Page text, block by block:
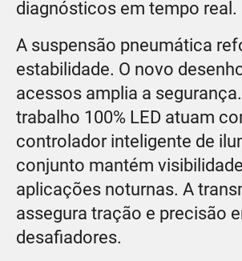
diagnósticos em tempo real.
A suspensão pneumática
estabilidade. O novo
acessos amplia a
trabalho 100% LED atuam
controlador inteligente de
conjunto mantém
aplicações noturnas. A
assegura tração e precisão
desafiadores.